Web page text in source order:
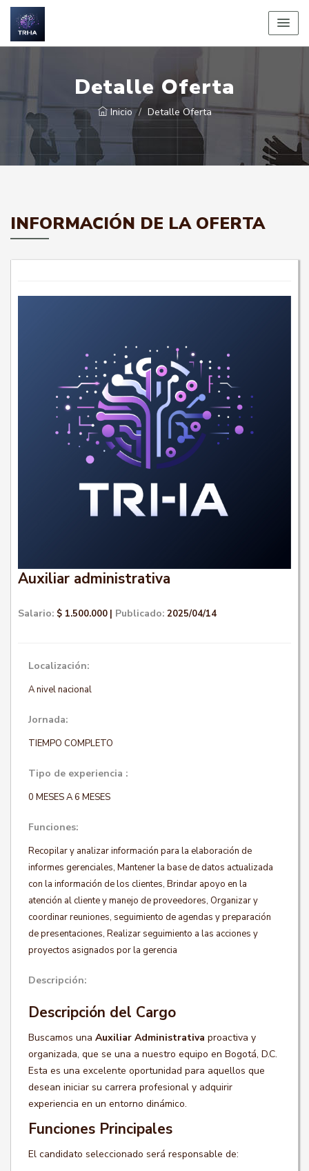
Detalle Oferta
Inicio Detalle Oferta
INFORMACIÓN DE LA OFERTA
Auxiliar administrativa
Salario: $ 1.500.000 | Publicado: 2025/04/14
Localización:
A nivel nacional
Jornada:
TIEMPO COMPLETO
Tipo de experiencia :
0 MESES A 6 MESES
Funciones:
Recopilar y analizar información para la elaboración de
informes gerenciales, Mantener la base de datos actualizada
con la información de los clientes, Brindar apoyo en la
atención al cliente y manejo de proveedores, Organizar y
coordinar reuniones, seguimiento de agendas y preparación
de presentaciones, Realizar seguimiento a las acciones y
proyectos asignados por la gerencia
Descripción:
Descripción del Cargo
Buscamos una Auxiliar Administrativa proactiva y
organizada, que se una a nuestro equipo en Bogotá, D.C.
Esta es una excelente oportunidad para aquellos que
desean iniciar su carrera profesional y adquirir
experiencia en un entorno dinámico.
Funciones Principales
El candidato seleccionado será responsable de: